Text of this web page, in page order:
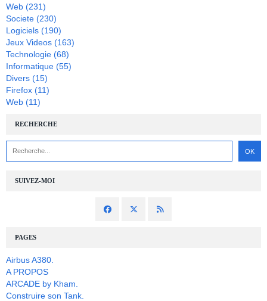
SUIVEZ-MOI
RECHERCHE
PAGES
Airbus A380.
A PROPOS
ARCADE by Kham.
Construire son Tank.
Web (231)
Societe (230)
Logiciels (190)
Jeux Videos (163)
Technologie (68)
Informatique (55)
Divers (15)
Firefox (11)
Web (11)